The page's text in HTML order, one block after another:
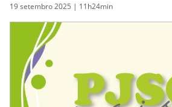
19 setembro 2025 | 11h24min